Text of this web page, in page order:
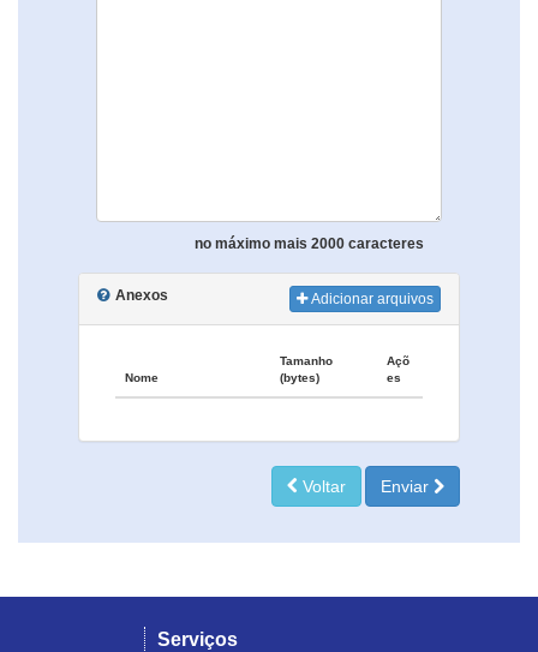
no máximo mais 2000 caracteres
Anexos Adicionar arquivos
Nome
Tamanho
(bytes)
Açõ
es
Voltar Enviar
Serviços